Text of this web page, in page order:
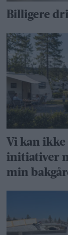
Billigere
Vi kan
initiativer
min